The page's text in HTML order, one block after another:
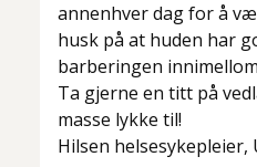
annenhver dag for å
husk på at huden har
barberingen
Ta gjerne en titt på
masse lykke til!
Hilsen helsesykepleier,